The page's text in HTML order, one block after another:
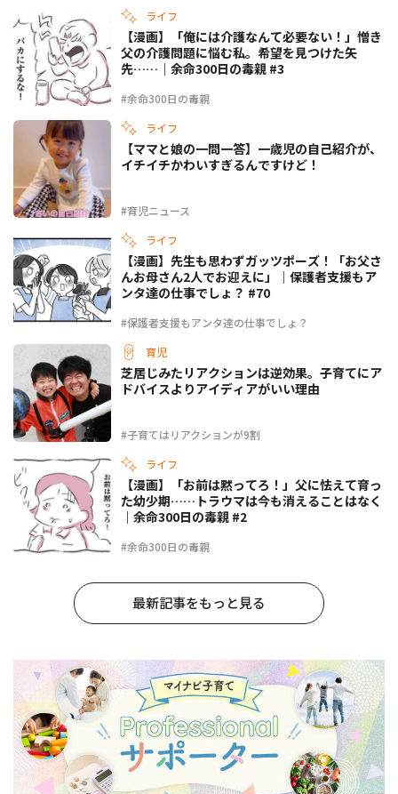
ライフ
#余命300日の毒親
【漫画】「俺には介護なんて必要ない！」憎き
父の介護問題に悩む私。希望を見つけた矢
先……｜余命300日の毒親 #3
ライフ
#育児ニュース
【ママと娘の一問一答】一歳児の自己紹介が、
イチイチかわいすぎるんですけど！
ライフ
#保護者支援もアンタ達の仕事でしょ？
【漫画】先生も思わずガッツポーズ！「お父さ
んお母さん2人でお迎えに」｜保護者支援もア
ンタ達の仕事でしょ？ #70
育児
#子育てはリアクションが9割
芝居じみたリアクションは逆効果。子育てにア
ドバイスよりアイディアがいい理由
ライフ
#余命300日の毒親
【漫画】「お前は黙ってろ！」父に怯えて育っ
た幼少期……トラウマは今も消えることはなく
｜余命300日の毒親 #2
最新記事をもっと見る